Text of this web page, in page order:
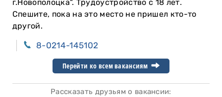
г.Новополоцка". Трудоустройство с 18 лет.
Спешите, пока на это место не пришел кто-то
другой.
8-0214-145102
Перейти ко всем вакансиям
Рассказать друзьям о вакансии: